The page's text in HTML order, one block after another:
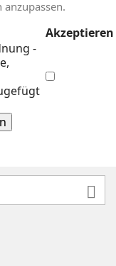
Akzeptieren
-
